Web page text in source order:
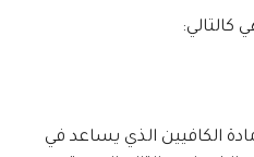
كالتالي:
الكافيين الذي يساعد في